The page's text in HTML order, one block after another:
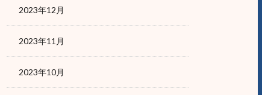
2023年12月
2023年11月
2023年10月